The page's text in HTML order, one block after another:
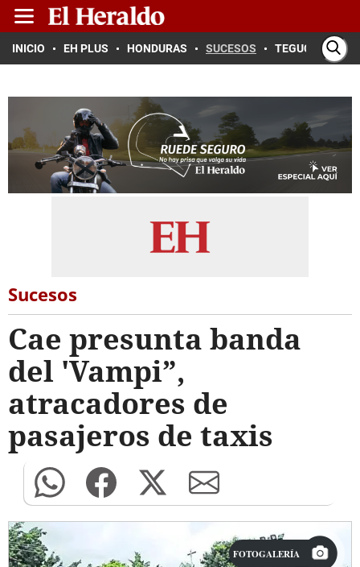
INICIO EH PLUS HONDURAS SUCESOS TEGUCIGALPA
Sucesos
Cae presunta banda
del 'Vampi”,
atracadores de
pasajeros de taxis
FOTOGALERÍA